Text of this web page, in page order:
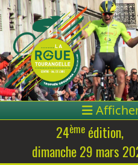
24ème édition,
dimanche 29 mars